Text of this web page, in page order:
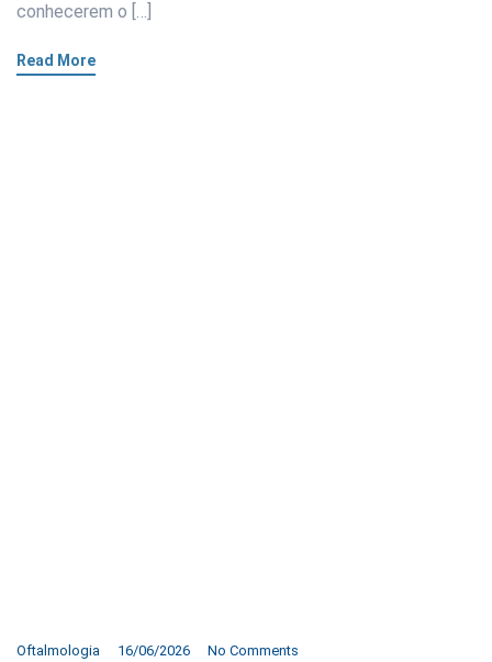
conhecerem o […]
Read More
Oftalmologia 16/06/2026 No Comments